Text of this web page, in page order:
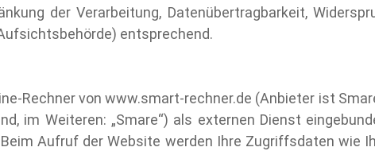
der Verarbeitung, Datenübertragbarkeit,
entsprechend.
Rechner von www.smart-rechner.de (Anbieter ist
im Weiteren: „Smare“) als externen Dienst
Aufruf der Website werden Ihre Zugriffsdaten wie